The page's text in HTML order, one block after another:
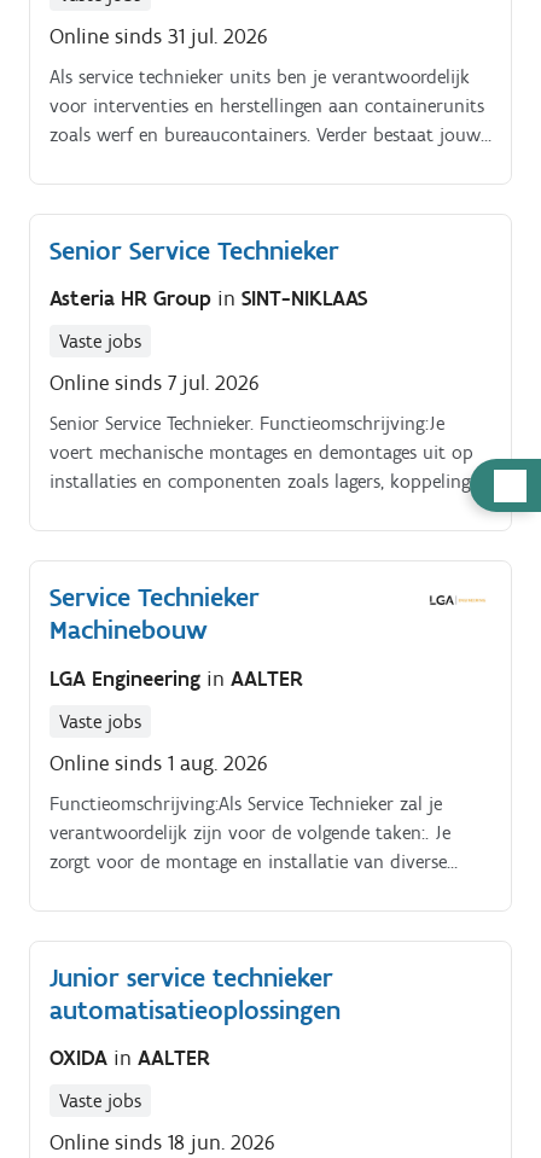
Online sinds 31 jul. 2026
Als service technieker units ben je verantwoordelijk
voor interventies en herstellingen aan containerunits
zoals werf en bureaucontainers. Verder bestaat jouw
interventies uitvoeren aan units.
Senior Service Technieker
Asteria HR Group in SINT-NIKLAAS
Vaste jobs
Online sinds 7 jul. 2026
Senior Service Technieker. Functieomschrijving:Je
voert mechanische montages en demontages uit op
installaties en componenten zoals lagers, koppelingen
Service Technieker
Machinebouw
LGA Engineering in AALTER
Vaste jobs
Online sinds 1 aug. 2026
Functieomschrijving:Als Service Technieker zal je
verantwoordelijk zijn voor de volgende taken:. Je
zorgt voor de montage en installatie van diverse
Junior service technieker
automatisatieoplossingen
OXIDA in AALTER
Vaste jobs
Online sinds 18 jun. 2026